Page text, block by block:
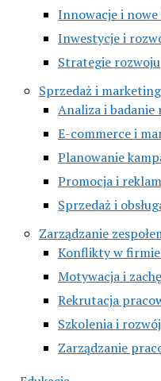
Innowacje i
Inwestycje i
Strategie rozwoju
Sprzedaż i marketing
Analiza i badanie
E-commerce i
Planowanie
Promocja i
Sprzedaż i
Zarządzanie
Konflikty w
Motywacja i
Rekrutacja
Szkolenia i
Zarządzanie